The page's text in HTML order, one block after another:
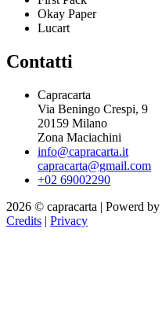
Okay Paper
Lucart
Contatti
Capracarta
Via Beningo Crespi, 9
20159 Milano
Zona Maciachini
info@capracarta.it
capracarta@gmail.com
+02 69002290
2026 © capracarta | Powerd by
Credits | Privacy